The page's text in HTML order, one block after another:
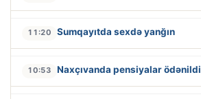
11:20 Sumqayıtda sexdə yanğın
10:53 Naxçıvanda pensiyalar ödənildi